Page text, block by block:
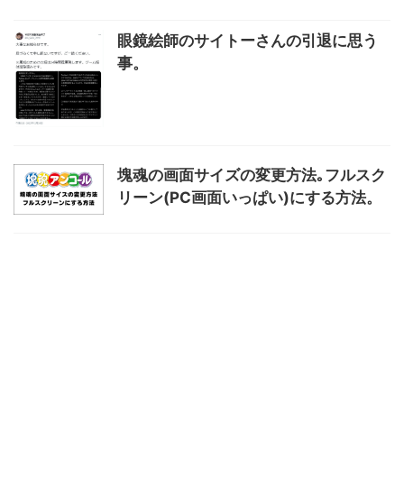
眼鏡絵師のサイトーさんの引退に思う
事。
塊魂の画面サイズの変更方法｡フルスク
リーン(PC画面いっぱい)にする方法。